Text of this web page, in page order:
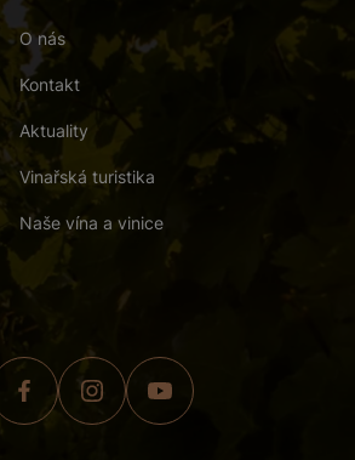
O nás
Kontakt
Aktuality
Vinařská turistika
Naše vína a vinice